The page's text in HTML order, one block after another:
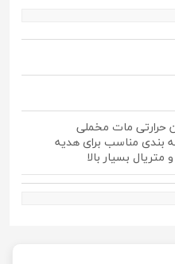
حرارتی مات مخملی
مناسب برای هدیه
بسیار بالا